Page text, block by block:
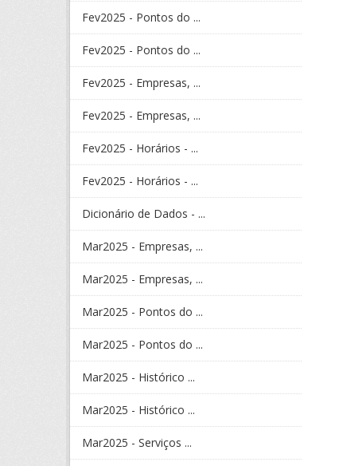
Fev2025 - Pontos do ...
Fev2025 - Pontos do ...
Fev2025 - Empresas, ...
Fev2025 - Empresas, ...
Fev2025 - Horários - ...
Fev2025 - Horários - ...
Dicionário de Dados - ...
Mar2025 - Empresas, ...
Mar2025 - Empresas, ...
Mar2025 - Pontos do ...
Mar2025 - Pontos do ...
Mar2025 - Histórico ...
Mar2025 - Histórico ...
Mar2025 - Serviços ...